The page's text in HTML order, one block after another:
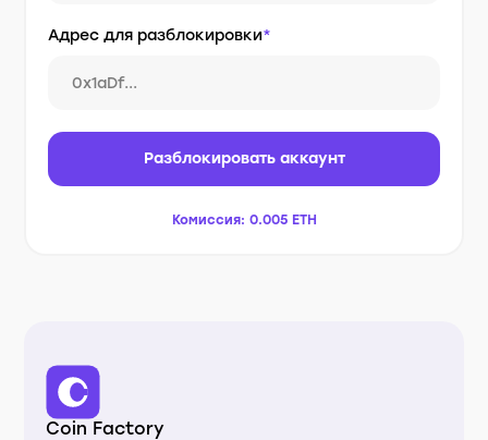
Адрес для разблокировки*
Разблокировать аккаунт
Комиссия: 0.005 ETH
Coin Factory